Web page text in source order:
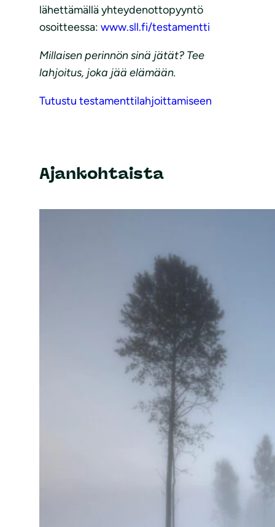
lähettämällä yhteydenottopyyntö
osoitteessa: www.sll.fi/testamentti
Millaisen perinnön sinä jätät? Tee
lahjoitus, joka jää elämään.
Tutustu testamenttilahjoittamiseen
Ajankohtaista